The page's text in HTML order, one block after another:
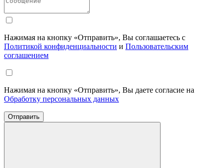
Нажимая на кнопку «Отправить», Вы соглашаетесь с
Политикой конфиденциальности и Пользовательским
соглашением
Нажимая на кнопку «Отправить», Вы даете согласие на
Обработку персональных данных
Отправить